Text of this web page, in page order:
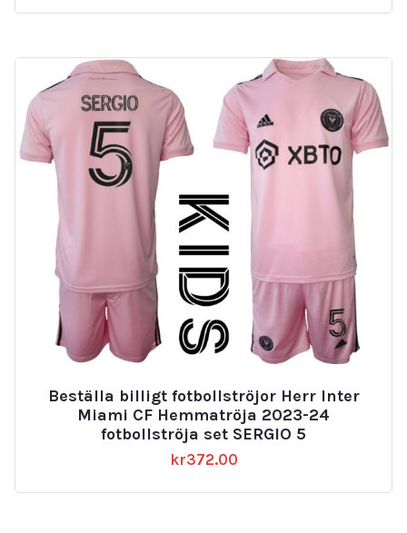
Beställa billigt fotbollströjor Herr Inter
Miami CF Hemmatröja 2023-24
fotbollströja set SERGIO 5
kr372.00